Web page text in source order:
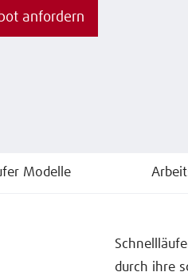
anfordern
Modelle
durch ihre